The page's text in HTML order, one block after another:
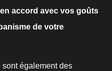
accord avec vos goûts
de votre
sont également des